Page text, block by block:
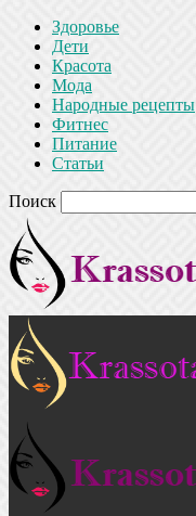
Здоровье
Дети
Красота
Мода
Народные рецепты
Фитнес
Питание
Статьи
Поиск